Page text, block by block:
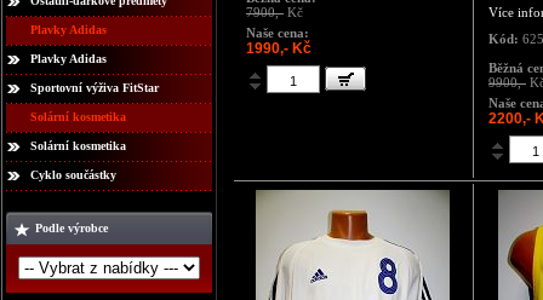
Plavky Adidas
Plavky Adidas
Sportovní výživa FitStar
Solární kosmetika
Solární kosmetika
Cyklo součástky
Podle výrobce
7900,- Kč
Naše cena:
1990,- Kč
Více
Kód:
Běžná
9900,-
Naše
2200,-